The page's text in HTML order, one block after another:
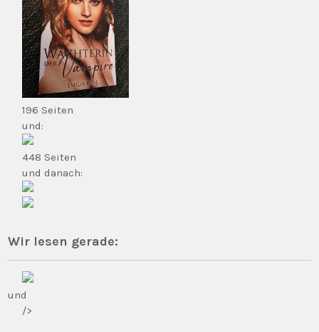
196 Seiten
und:
448 Seiten
und danach:
Wir lesen gerade:
und
/>